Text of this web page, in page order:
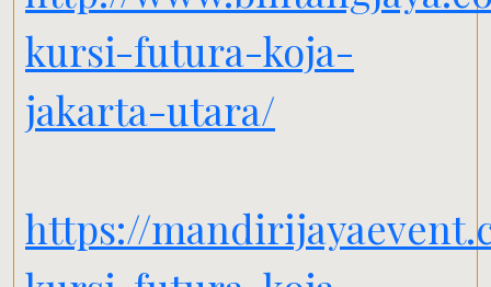
kursi-futura-koja-
jakarta-utara/
https://